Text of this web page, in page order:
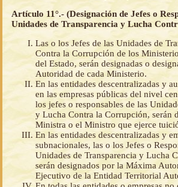
Artículo 11°.- (Designación de Jefes o
Unidades de Transparencia y Lucha
Las o los Jefes de las Unidades de
Contra la Corrupción de los
del Estado, serán designadas o
Autoridad de cada Ministerio.
En las entidades descentralizadas y
en las empresas públicas del nivel
los jefes o responsables de las
y Lucha Contra la Corrupción, serán
Ministra o el Ministro que ejerce
En las entidades descentralizadas y
subnacionales, las o los Jefes o
Unidades de Transparencia y Lucha
serán designados por la Máxima
Ejecutivo de la Entidad Territorial